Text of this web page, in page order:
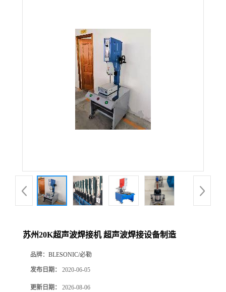
苏州20K超声波焊接机 超声波焊接设备制造
品牌： BLESONIC/必勒
发布日期： 2020-06-05
更新日期： 2026-08-06